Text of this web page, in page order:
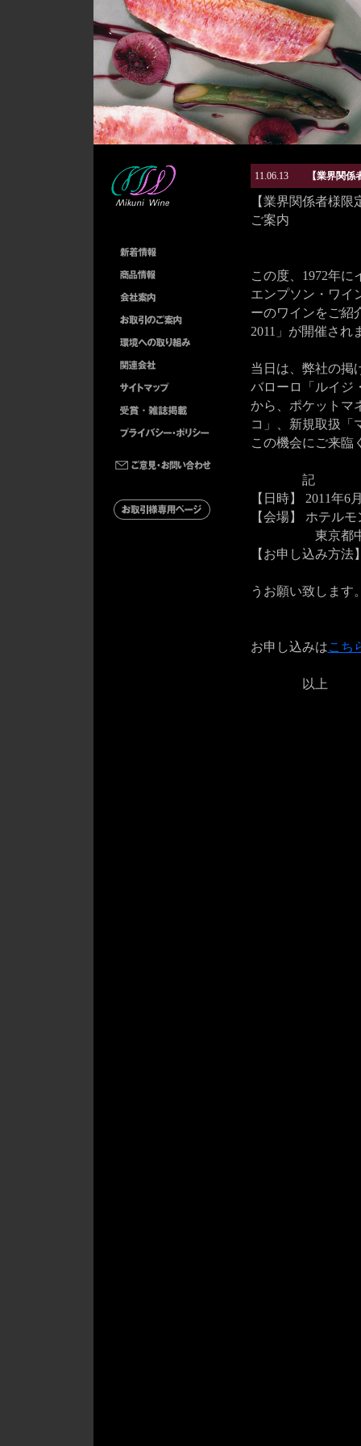
11.06.13 【業界関
【業界関係者様限
ご案内
この度、1972年
エンプソン・ワイ
ーのワインをご紹
2011」が開催され
当日は、弊社の掲
バローロ「ルイジ
から、ポケットマ
コ」、新規取扱
この機会にご来臨
記
【日時】 2011年6
【会場】 ホテル
東京都中央区
【お申し込み方
うお願い致します
お申し込みはこち
以上